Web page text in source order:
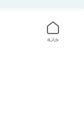
خانه